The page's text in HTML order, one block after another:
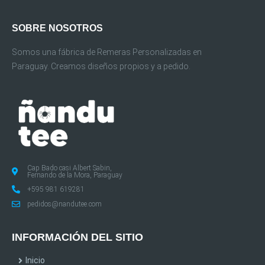
SOBRE NOSOTROS
Somos una fábrica de Remeras Personalizadas en
Paraguay. Creamos diseños propios y a pedido.
Cap Bado casi Albert Sabin,
Fernando de la Mora, Paraguay
+595 981 619281
pedidos@nandutee.com
INFORMACIÓN DEL SITIO
Inicio